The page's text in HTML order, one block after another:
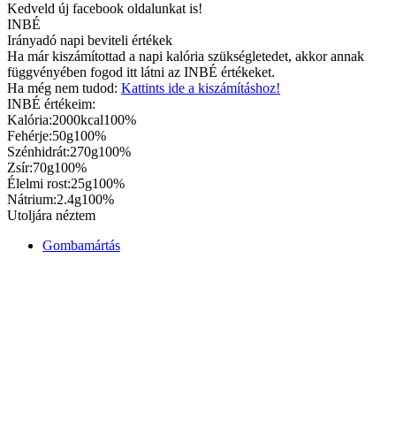
Kedveld új facebook oldalunkat is!
INBÉ
Irányadó napi beviteli értékek
Ha már kiszámítottad a napi kalória szükségletedet, akkor annak
függvényében fogod itt látni az INBÉ értékeket.
Ha még nem tudod: Kattints ide a kiszámításhoz!
INBÉ értékeim:
Kalória:2000kcal100%
Fehérje:50g100%
Szénhidrát:270g100%
Zsír:70g100%
Élelmi rost:25g100%
Nátrium:2.4g100%
Utoljára néztem
Gombamártás